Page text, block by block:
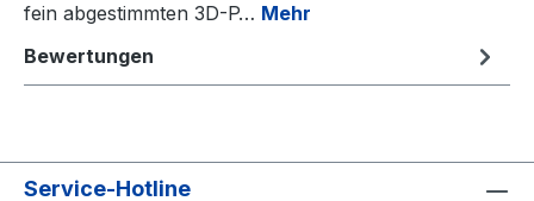
fein abgestimmten 3D-P… Mehr
Bewertungen
Service-Hotline